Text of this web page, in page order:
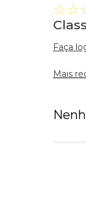
☆☆
Faça
Mais